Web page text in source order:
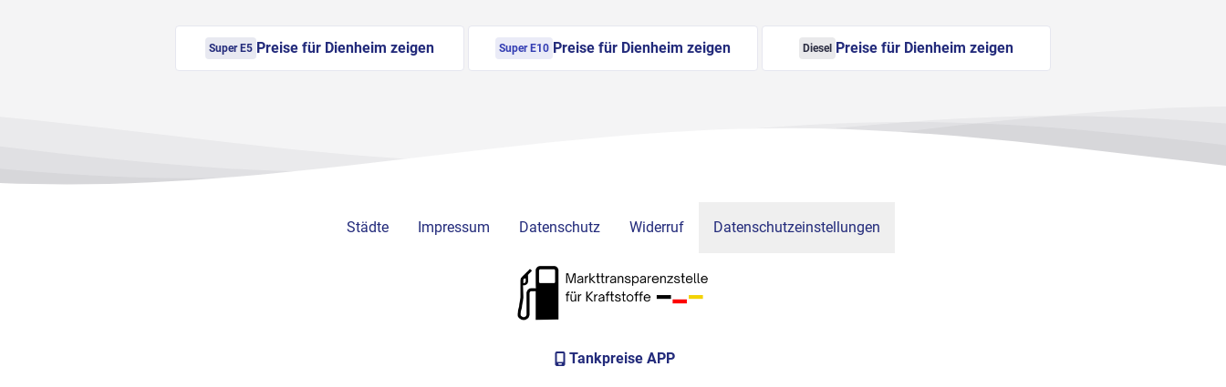
Super E5 Preise für Dienheim zeigen Super E10 Preise für Dienheim zeigen Diesel Preise für Dienheim zeigen
Städte Impressum Datenschutz Widerruf Datenschutzeinstellungen
Tankpreise APP